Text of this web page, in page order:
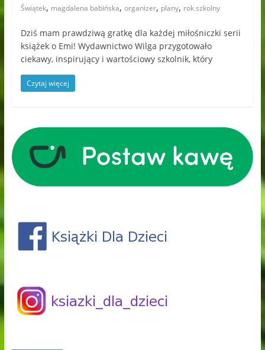
Świątek, magdalena babińska, organizer, plany, rok szkolny
Dziś mam prawdziwą gratkę dla każdej miłośniczki serii
książek o Emi! Wydawnictwo Wilga przygotowało
ciekawy, inspirujący i wartościowy szkolnik, który
Czytaj więcej